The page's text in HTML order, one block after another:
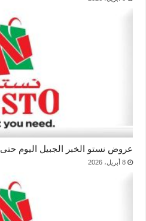
عروض نستو الخبر الجبيل اليوم حتى 14 ابريل 2026
8 أبريل، 2026